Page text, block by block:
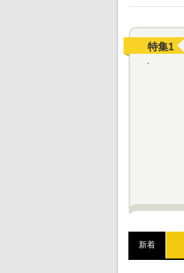
特集1
新着